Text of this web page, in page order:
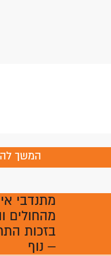
המשך
מתנדבי
מהחולים
בזכות
– נוף